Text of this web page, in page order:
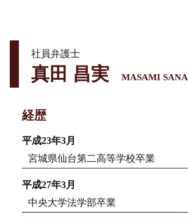
社員弁護士
真田 昌実 MASAMI
経歴
平成23年3月
宮城県仙台第二高等学校卒業
平成27年3月
中央大学法学部卒業